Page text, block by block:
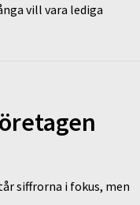
vill vara lediga
siffrorna i fokus, men